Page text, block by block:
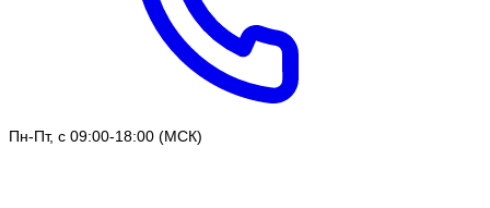
Пн-Пт, с 09:00-18:00 (МСК)